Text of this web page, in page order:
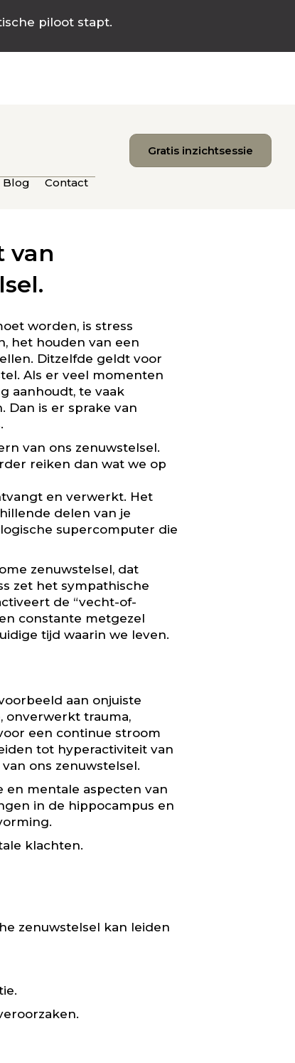
piloot stapt.
Blog Contact
Gratis inzichtsessie
van
worden, is stress
het houden van een
Ditzelfde geldt voor
Als er veel momenten
aanhoudt, te vaak
is er sprake van
van ons zenuwstelsel.
reiken dan wat we op
en verwerkt. Het
delen van je
supercomputer die
zenuwstelsel, dat
zet het sympathische
de “vecht-of-
constante metgezel
tijd waarin we leven.
aan onjuiste
onverwerkt trauma,
een continue stroom
tot hyperactiviteit van
ons zenuwstelsel.
en mentale aspecten van
in de hippocampus en
klachten.
zenuwstelsel kan leiden